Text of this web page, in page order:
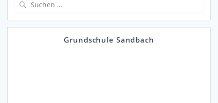
Grundschule Sandbach